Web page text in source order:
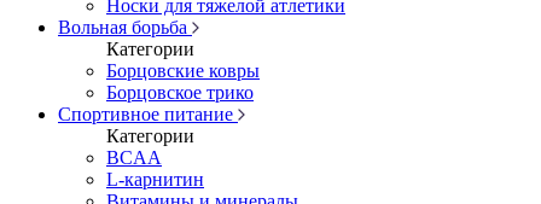
Носки для тяжелой атлетики
Вольная борьба
Категории
Борцовские ковры
Борцовское трико
Спортивное питание
Категории
BCAA
L-карнитин